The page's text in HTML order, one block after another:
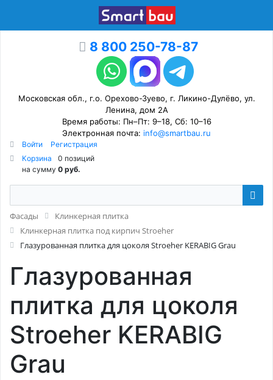
8 800 250-78-87
Московская обл., г.о. Орехово-Зуево, г. Ликино-Дулёво, ул.
Ленина, дом 2А
Время работы: Пн–Пт: 9–18, Сб: 10–16
Электронная почта: info@smartbau.ru
Войти
Регистрация
Корзина
0 позиций
на сумму 0 руб.
Фасады
Клинкерная плитка
Клинкерная плитка под кирпич Stroeher
Глазурованная плитка для цоколя Stroeher KERABIG Grau
Глазурованная
плитка для цоколя
Stroeher KERABIG
Grau